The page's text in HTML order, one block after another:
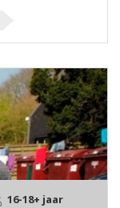
16-18+ jaar